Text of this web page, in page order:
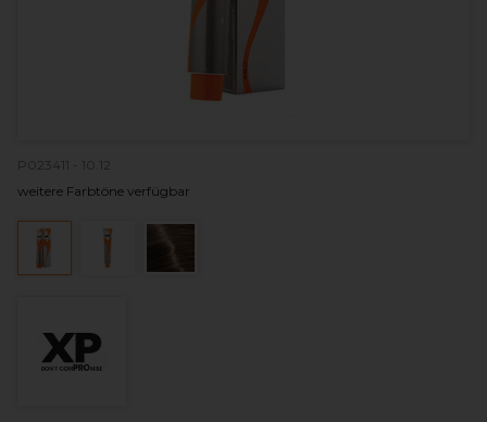
P023411 - 10.12
weitere Farbtöne verfügbar